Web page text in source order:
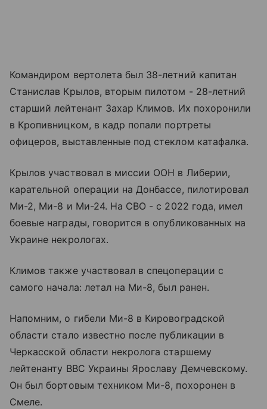
Командиром вертолета был 38-летний капитан
Станислав Крылов, вторым пилотом - 28-летний
старший лейтенант Захар Климов. Их похоронили
в Кропивницком, в кадр попали портреты
офицеров, выставленные под стеклом катафалка.
Крылов участвовал в миссии ООН в Либерии,
карательной операции на Донбассе, пилотировал
Ми-2, Ми-8 и Ми-24. На СВО - с 2022 года, имел
боевые награды, говорится в опубликованных на
Украине некрологах.
Климов также участвовал в спецоперации с
самого начала: летал на Ми-8, был ранен.
Напомним, о гибели Ми-8 в Кировоградской
области стало известно после публикации в
Черкасской области некролога старшему
лейтенанту ВВС Украины Ярославу Демчевскому.
Он был бортовым техником Ми-8, похоронен в
Смеле.